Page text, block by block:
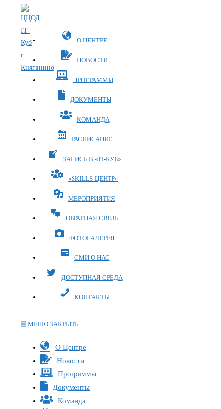
Перейти
к
содержимому
О ЦЕНТРЕ
НОВОСТИ
ПРОГРАММЫ
ДОКУМЕНТЫ
КОМАНДА
РАСПИСАНИЕ
ЗАПИСЬ В «IT-КУБ»
«SKILLS-ЦЕНТР»
МЕРОПРИЯТИЯ
ОБРАТНАЯ СВЯЗЬ
ФОТОГАЛЕРЕЯ
СМИ О НАС
ДОСТУПНАЯ СРЕДА
КОНТАКТЫ
МЕНЮ ЗАКРЫТЬ
Переключите
кнопку,
чтобы
развернуть
свернуть
О Центре
Новости
Программы
Документы
Команда